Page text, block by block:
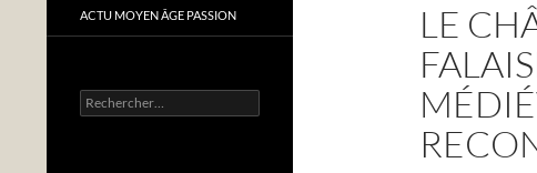
LE
ACTU MOYEN ÂGE PASSION
Rechercher :